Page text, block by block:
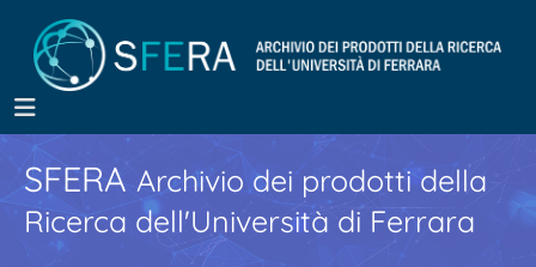
SFERA Archivio dei prodotti della
Ricerca dell'Università di Ferrara